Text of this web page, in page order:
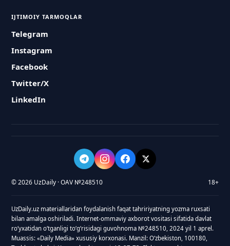
IJTIMOIY TARMOQLAR
Telegram
Instagram
Facebook
Twitter/X
LinkedIn
© 2026 UzDaily · OAV №248510 18+
UzDaily.uz materiallaridan foydalanish faqat tahririyatning yozma ruxsati
bilan amalga oshiriladi. Internet-ommaviy axborot vositasi sifatida davlat
roʻyxatidan oʻtganligi toʻgʻrisidagi guvohnoma №248510, 2024 yil 1 aprel.
Muassis: «Daily Media» xususiy korxonasi. Manzil: Oʻzbekiston, 100180,